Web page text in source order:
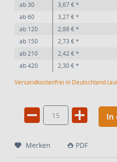
ab30 3,67 € *
ab60 3,27 € *
ab 120 2,88 € *
ab 150 2,73 € *
ab210 2,42 € *
ab420 2,30 € *
Versandkostenfrei in Deutschland
In
Merken PDF